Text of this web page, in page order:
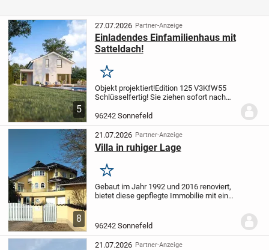
5
27.07.2026 Partner-Anzeige
Einladendes Einfamilienhaus mit
Satteldach!
Merken
Objekt projektiert!Edition 125 V3KfW55
Schlüsselfertig! Sie ziehen sofort nach
Dachform zeigt sich so variabel wie das
Satteldach: Je nach Region und...
96242 Sonnefeld
8
21.07.2026 Partner-Anzeige
Villa in ruhiger Lage
Merken
Gebaut im Jahr 1992 und 2016 renoviert,
bietet diese gepflegte Immobilie mit einer
Badezimmern und 3 Toiletten ist dieses
Wohnhaus...
96242 Sonnefeld
21.07.2026 Partner-Anzeige